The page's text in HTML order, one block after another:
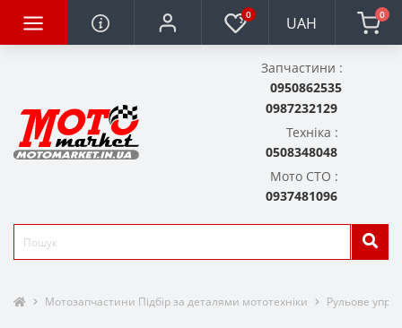
0 UAH 0
Запчастини :
0950862535
0987232129
Техніка :
0508348048
Мото СТО :
0937481096
Мотозапчастини Підбір за деталями мототехніки Рульове